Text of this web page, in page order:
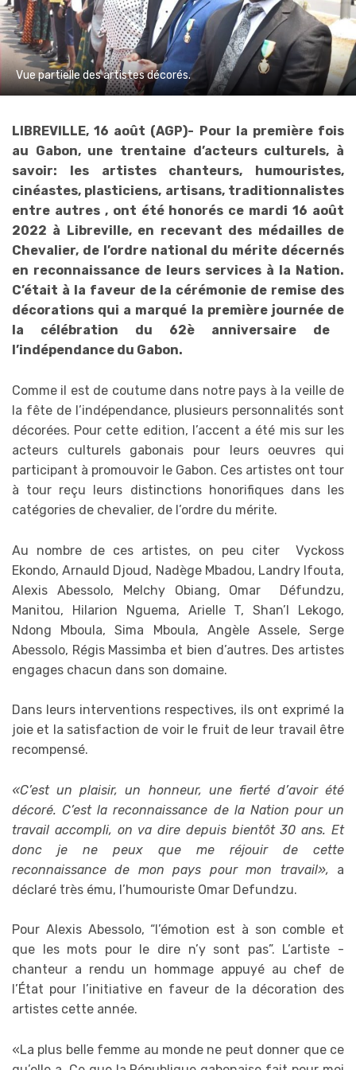
Vue partielle des artistes décorés.
LIBREVILLE, 16 août (AGP)- Pour la première fois
au Gabon, une trentaine d’acteurs culturels, à
savoir: les artistes chanteurs, humouristes,
cinéastes, plasticiens, artisans, traditionnalistes
entre autres , ont été honorés ce mardi 16 août
2022 à Libreville, en recevant des médailles de
Chevalier, de l’ordre national du mérite décernés
en reconnaissance de leurs services à la Nation.
C’était à la faveur de la cérémonie de remise des
décorations qui a marqué la première journée de
la célébration du 62è anniversaire de
l’indépendance du Gabon.
Comme il est de coutume dans notre pays à la veille de
la fête de l’indépendance, plusieurs personnalités sont
décorées. Pour cette edition, l’accent a été mis sur les
acteurs culturels gabonais pour leurs oeuvres qui
participant à promouvoir le Gabon. Ces artistes ont tour
à tour reçu leurs distinctions honorifiques dans les
catégories de chevalier, de l’ordre du mérite.
Au nombre de ces artistes, on peu citer Vyckoss
Ekondo, Arnauld Djoud, Nadège Mbadou, Landry Ifouta,
Alexis Abessolo, Melchy Obiang, Omar Défundzu,
Manitou, Hilarion Nguema, Arielle T, Shan’l Lekogo,
Ndong Mboula, Sima Mboula, Angèle Assele, Serge
Abessolo, Régis Massimba et bien d’autres. Des artistes
engages chacun dans son domaine.
Dans leurs interventions respectives, ils ont exprimé la
joie et la satisfaction de voir le fruit de leur travail être
recompensé.
«C’est un plaisir, un honneur, une fierté d’avoir été
décoré. C’est la reconnaissance de la Nation pour un
travail accompli, on va dire depuis bientôt 30 ans. Et
donc je ne peux que me réjouir de cette
reconnaissance de mon pays pour mon travail», a
déclaré très ému, l’humouriste Omar Defundzu.
Pour Alexis Abessolo, “l’émotion est à son comble et
que les mots pour le dire n’y sont pas”. L’artiste -
chanteur a rendu un hommage appuyé au chef de
l’État pour l’initiative en faveur de la décoration des
artistes cette année.
«La plus belle femme au monde ne peut donner que ce